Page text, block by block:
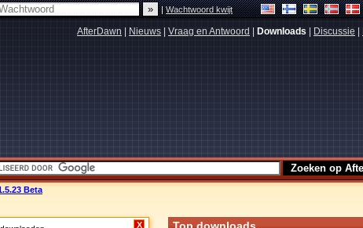
|Wachtwoord kwijt
AfterDawn Nieuws Vraag en Antwoord Downloads Discussie
Beta
X